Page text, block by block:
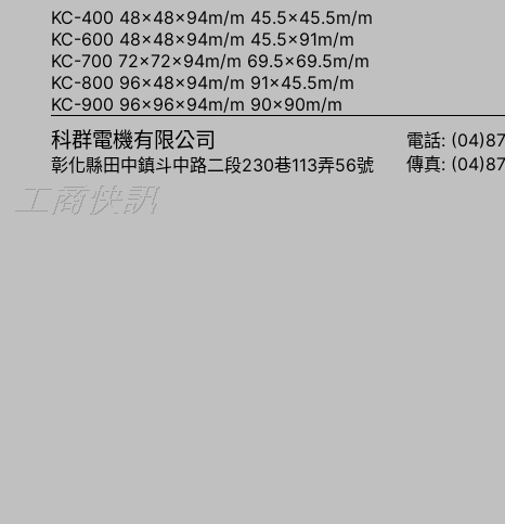
KC-400 48×48×94m/m 45.5×45.5m/m
KC-600 48×48×94m/m 45.5×91m/m
KC-700 72×72×94m/m 69.5×69.5m/m
KC-800 96×48×94m/m 91×45.5m/m
KC-900 96×96×94m/m 90×90m/m
科群電機有限公司
彰化縣田中鎮斗中路二段230巷113弄56號
電話:
傳真: